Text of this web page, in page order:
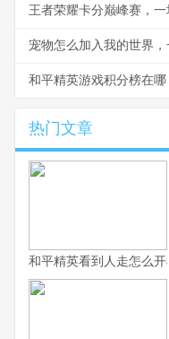
宠物怎么加入我的世界
和平精英游戏积分榜在
热门文章
和平精英看到人走怎么